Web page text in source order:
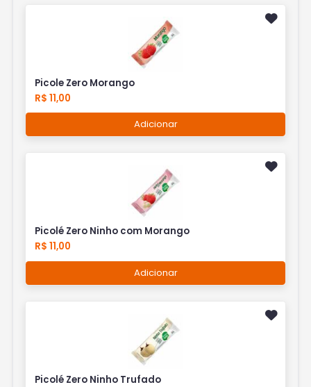
Picole Zero Morango
R$ 11,00
Adicionar
Picolé Zero Ninho com Morango
R$ 11,00
Adicionar
Picolé Zero Ninho Trufado